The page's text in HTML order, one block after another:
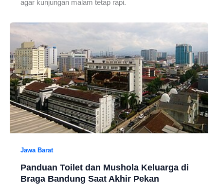
agar kunjungan malam tetap rapi.
Jawa Barat
Panduan Toilet dan Mushola Keluarga di
Braga Bandung Saat Akhir Pekan